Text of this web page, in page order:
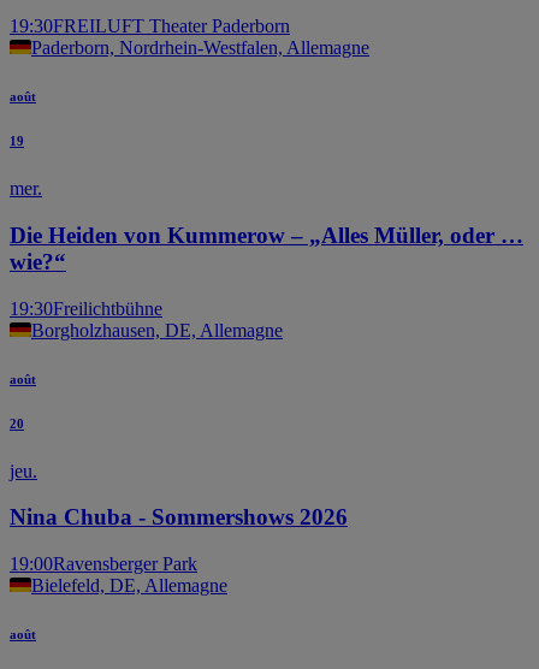
19:30FREILUFT Theater Paderborn
Paderborn, Nordrhein-Westfalen, Allemagne
août
19
mer.
Die Heiden von Kummerow – „Alles Müller, oder …
wie?“
19:30Freilichtbühne
Borgholzhausen, DE, Allemagne
août
20
jeu.
Nina Chuba - Sommershows 2026
19:00Ravensberger Park
Bielefeld, DE, Allemagne
août